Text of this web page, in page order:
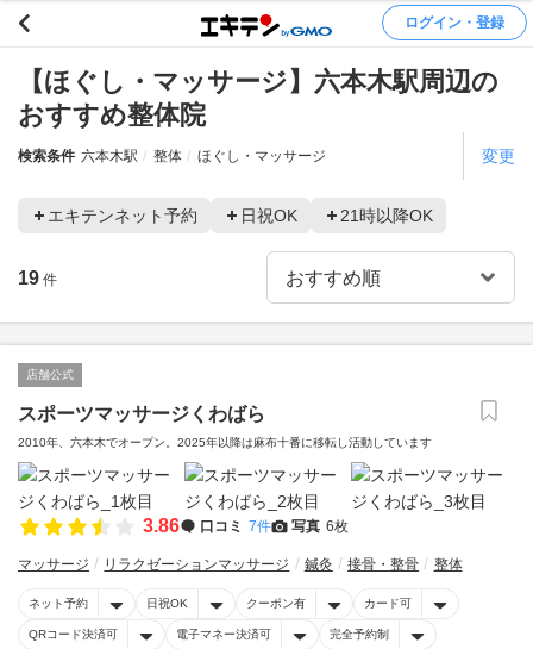
ログイン・登録
【ほぐし・マッサージ】六本木駅周辺の
おすすめ整体院
検索条件 六本木駅 整体 ほぐし・マッサージ 変更
エキテンネット予約 日祝OK 21時以降OK
19 件
店舗公式
スポーツマッサージくわばら
2010年、六本木でオープン。2025年以降は麻布十番に移転し活動しています
3.86 口コミ 7件 写真 6枚
マッサージ リラクゼーションマッサージ 鍼灸 接骨・整骨 整体
ネット予約 日祝OK クーポン有 カード可
QRコード決済可 電子マネー決済可 完全予約制